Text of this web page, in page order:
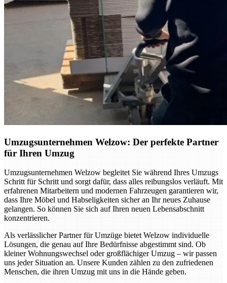
Umzugsunternehmen Welzow: Der perfekte Partner
für Ihren Umzug
Umzugsunternehmen Welzow begleitet Sie während Ihres Umzugs
Schritt für Schritt und sorgt dafür, dass alles reibungslos verläuft. Mit
erfahrenen Mitarbeitern und modernen Fahrzeugen garantieren wir,
dass Ihre Möbel und Habseligkeiten sicher an Ihr neues Zuhause
gelangen. So können Sie sich auf Ihren neuen Lebensabschnitt
konzentrieren.
Als verlässlicher Partner für Umzüge bietet Welzow individuelle
Lösungen, die genau auf Ihre Bedürfnisse abgestimmt sind. Ob
kleiner Wohnungswechsel oder großflächiger Umzug – wir passen
uns jeder Situation an. Unsere Kunden zählen zu den zufriedenen
Menschen, die ihren Umzug mit uns in die Hände geben.